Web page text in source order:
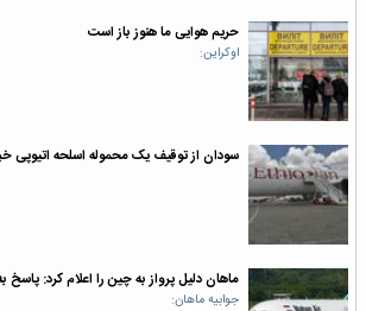
‌حریم هوایی ما هنوز باز است
اوکراین:
سودان از توقیف یک محموله اسلحه اتیوپی
ماهان دلیل پرواز به چین را اعلام کرد: پاسخ
جوابیه ماهان: